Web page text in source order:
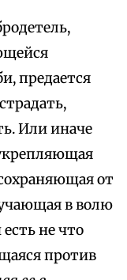
предается
Или иначе
от
в волю
не что
против